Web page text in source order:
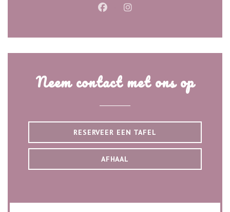
Facebook ((opent in een nieuw
Instagram ((opent in een
Neem contact met ons op
RESERVEER EEN TAFEL
AFHAAL